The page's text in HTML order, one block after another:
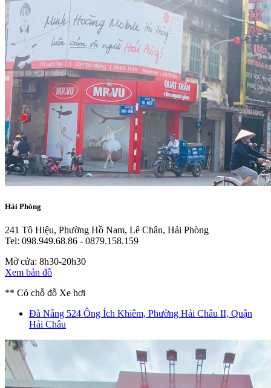
Hải Phòng
241 Tô Hiệu, Phường Hồ Nam, Lê Chân, Hải Phòng
Tel: 098.949.68.86 - 0879.158.159
Mở cửa: 8h30-20h30
Xem bản đồ
** Có chỗ đỗ Xe hơi
Đà Nẵng 524 Ông Ích Khiêm, Phường Hải Châu II, Quận
Hải Châu